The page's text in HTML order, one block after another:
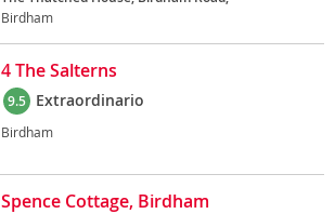
Birdham
4 The Salterns
9.5 Extraordinario
Birdham
Spence Cottage, Birdham